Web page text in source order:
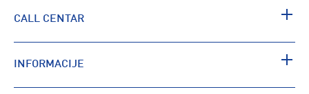
CALL CENTAR
INFORMACIJE